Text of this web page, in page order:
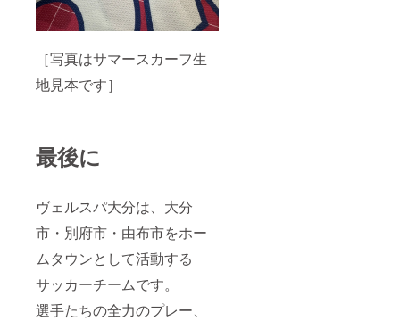
［写真はサマースカーフ生
地見本です］
最後に
ヴェルスパ大分は、大分
市・別府市・由布市をホー
ムタウンとして活動する
サッカーチームです。
選手たちの全力のプレー、